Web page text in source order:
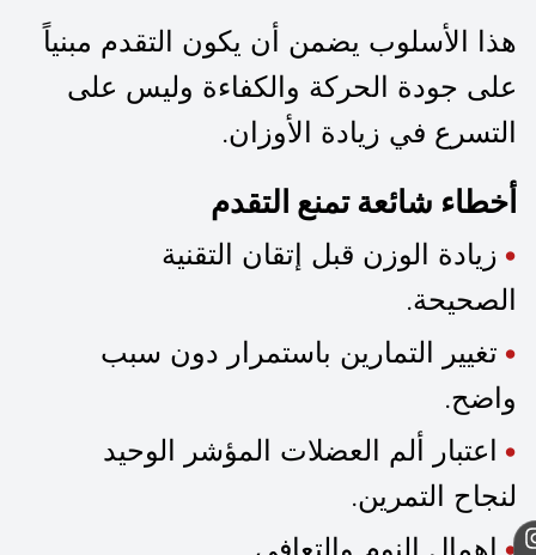
هذا الأسلوب يضمن أن يكون التقدم مبنياً
على جودة الحركة والكفاءة وليس على
التسرع في زيادة الأوزان.
أخطاء شائعة تمنع التقدم
زيادة الوزن قبل إتقان التقنية
الصحيحة.
تغيير التمارين باستمرار دون سبب
واضح.
اعتبار ألم العضلات المؤشر الوحيد
لنجاح التمرين.